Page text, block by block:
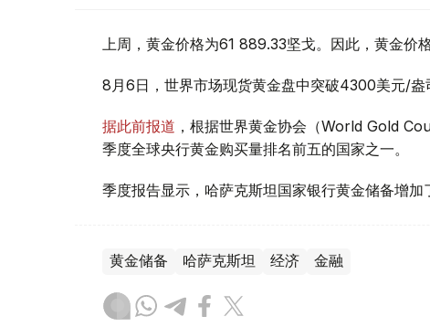
上周，黄金价格为61 889.33坚戈。因此，黄金价
8月6日，世界市场现货黄金盘中突破4300美元/盎
据此前报道 ，根据世界黄金协会（World Gold
季度全球央行黄金购买量排名前五的国家之一。
季度报告显示，哈萨克斯坦国家银行黄金储备增加
黄金储备 哈萨克斯坦 经济 金融